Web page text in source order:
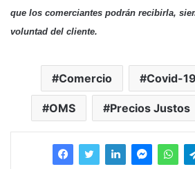
que los comerciantes podrán recibirla,
voluntad del cliente.
Comercio Covid-19
OMS Precios Justos